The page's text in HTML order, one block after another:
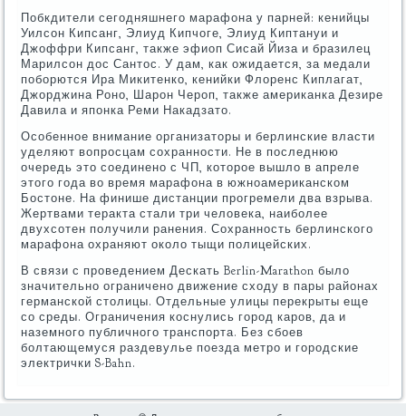
Побкдители сегодняшнего марафона у парней: кенийцы
Уилсон Кипсанг, Элиуд Кипчоге, Элиуд Киптануи и
Джоффри Кипсанг, также эфиоп Сисай Йиза и бразилец
Марилсон дос Сантос. У дам, как ожидается, за медали
поборются Ира Микитенко, кенийки Флоренс Киплагат,
Джорджина Роно, Шарон Чероп, также американка Дезире
Давила и японка Реми Накадзато.
Особенное внимание организаторы и берлинские власти
уделяют вопросцам сохранности. Не в последнюю
очередь это соединено с ЧП, которое вышло в апреле
этого года во время марафона в южноамериканском
Бостоне. На финише дистанции прогремели два взрыва.
Жертвами теракта стали три человека, наиболее
двухсотен получили ранения. Сохранность берлинского
марафона охраняют около тыщи полицейских.
В связи с проведением Дескать Berlin-Marathon было
значительно ограничено движение сходу в пары районах
германской столицы. Отдельные улицы перекрыты еще
со среды. Ограничения коснулись город каров, да и
наземного публичного транспорта. Без сбоев
болтающемуся раздевулье поезда метро и городские
электрички S-Bahn.